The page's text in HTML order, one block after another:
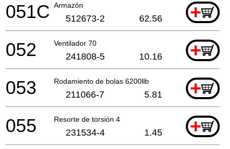
Armazón +
051C 512673-2 62.56
Ventilador 70 +
052 241808-5 10.16
Rodamiento de bolas 6200llb +
053 211066-7 5.81
Resorte de torsión 4 +
055 231534-4 1.45